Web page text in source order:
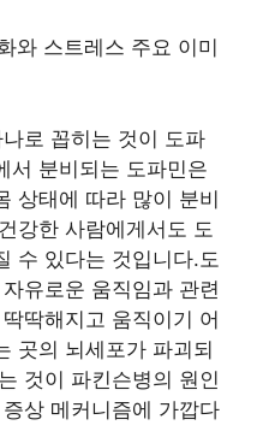
로 꼽히는 것이 도파
서 분비되는 도파민은
상태에 따라 많이 분비
강한 사람에게서도 도
수 있다는 것입니다.도
유로운 움직임과 관련
딱해지고 움직이기 어
곳의 뇌세포가 파괴되
것이 파킨슨병의 원인
상 메커니즘에 가깝다